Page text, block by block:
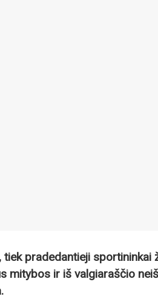
tiek pradedantieji
mitybos ir iš valgiaraščio